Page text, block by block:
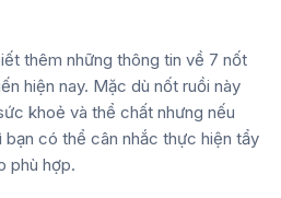
thêm những thông tin về 7 nốt
hiện nay. Mặc dù nốt ruồi này
khoẻ và thể chất nhưng nếu
bạn có thể cân nhắc thực hiện tẩy
phù hợp.